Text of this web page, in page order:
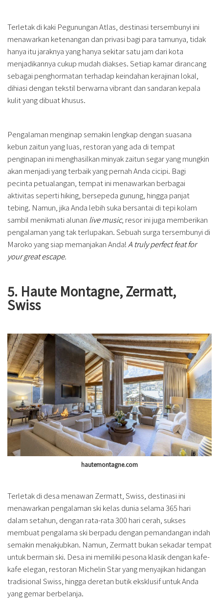
Terletak di kaki Pegunungan Atlas, destinasi tersembunyi ini
menawarkan ketenangan dan privasi bagi para tamunya, tidak
hanya itu jaraknya yang hanya sekitar satu jam dari kota
menjadikannya cukup mudah diakses. Setiap kamar dirancang
sebagai penghormatan terhadap keindahan kerajinan lokal,
dihiasi dengan tekstil berwarna vibrant dan sandaran kepala
kulit yang dibuat khusus.
Pengalaman menginap semakin lengkap dengan suasana
kebun zaitun yang luas, restoran yang ada di tempat
penginapan ini menghasilkan minyak zaitun segar yang mungkin
akan menjadi yang terbaik yang pernah Anda cicipi. Bagi
pecinta petualangan, tempat ini menawarkan berbagai
aktivitas seperti hiking, bersepeda gunung, hingga panjat
tebing. Namun, jika Anda lebih suka bersantai di tepi kolam
sambil menikmati alunan live music, resor ini juga memberikan
pengalaman yang tak terlupakan. Sebuah surga tersembunyi di
Maroko yang siap memanjakan Anda! A truly perfect feat for
your great escape.
5. Haute Montagne, Zermatt,
Swiss
hautemontagne.com
Terletak di desa menawan Zermatt, Swiss, destinasi ini
menawarkan pengalaman ski kelas dunia selama 365 hari
dalam setahun, dengan rata-rata 300 hari cerah, sukses
membuat pengalama ski berpadu dengan pemandangan indah
semakin menakjubkan. Namun, Zermatt bukan sekadar tempat
untuk bermain ski. Desa ini memiliki pesona klasik dengan kafe-
kafe elegan, restoran Michelin Star yang menyajikan hidangan
tradisional Swiss, hingga deretan butik eksklusif untuk Anda
yang gemar berbelanja.